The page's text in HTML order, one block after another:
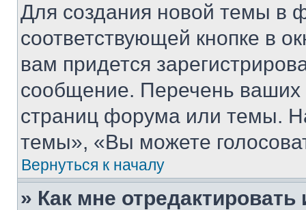
Для создания новой темы в
соответствующей кнопке в
вам придется
сообщение. Перечень ваших
страниц форума или темы.
темы», «Вы можете
Вернуться к началу
» Как мне